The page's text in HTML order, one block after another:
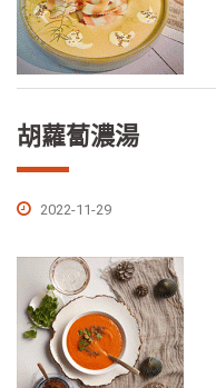
胡蘿蔔濃湯
2022-11-29